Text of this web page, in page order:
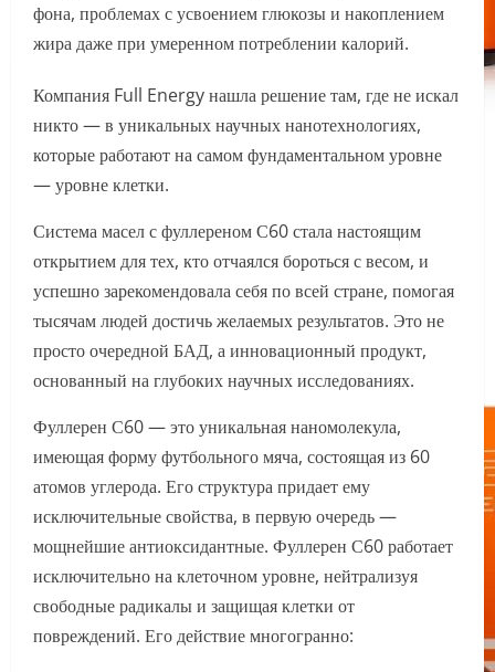
фона, проблемах с усвоением глюкозы и накоплением
жира даже при умеренном потреблении калорий.
Компания Full Energy нашла решение там, где не искал
никто — в уникальных научных нанотехнологиях,
которые работают на самом фундаментальном уровне
— уровне клетки.
Система масел с фуллереном С60 стала настоящим
открытием для тех, кто отчаялся бороться с весом, и
успешно зарекомендовала себя по всей стране, помогая
тысячам людей достичь желаемых результатов. Это не
просто очередной БАД, а инновационный продукт,
основанный на глубоких научных исследованиях.
Фуллерен С60 — это уникальная наномолекула,
имеющая форму футбольного мяча, состоящая из 60
атомов углерода. Его структура придает ему
исключительные свойства, в первую очередь —
мощнейшие антиоксидантные. Фуллерен С60 работает
исключительно на клеточном уровне, нейтрализуя
свободные радикалы и защищая клетки от
повреждений. Его действие многогранно: